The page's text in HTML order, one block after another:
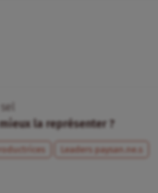
la représenter ?
Leaders paysan.ne.s